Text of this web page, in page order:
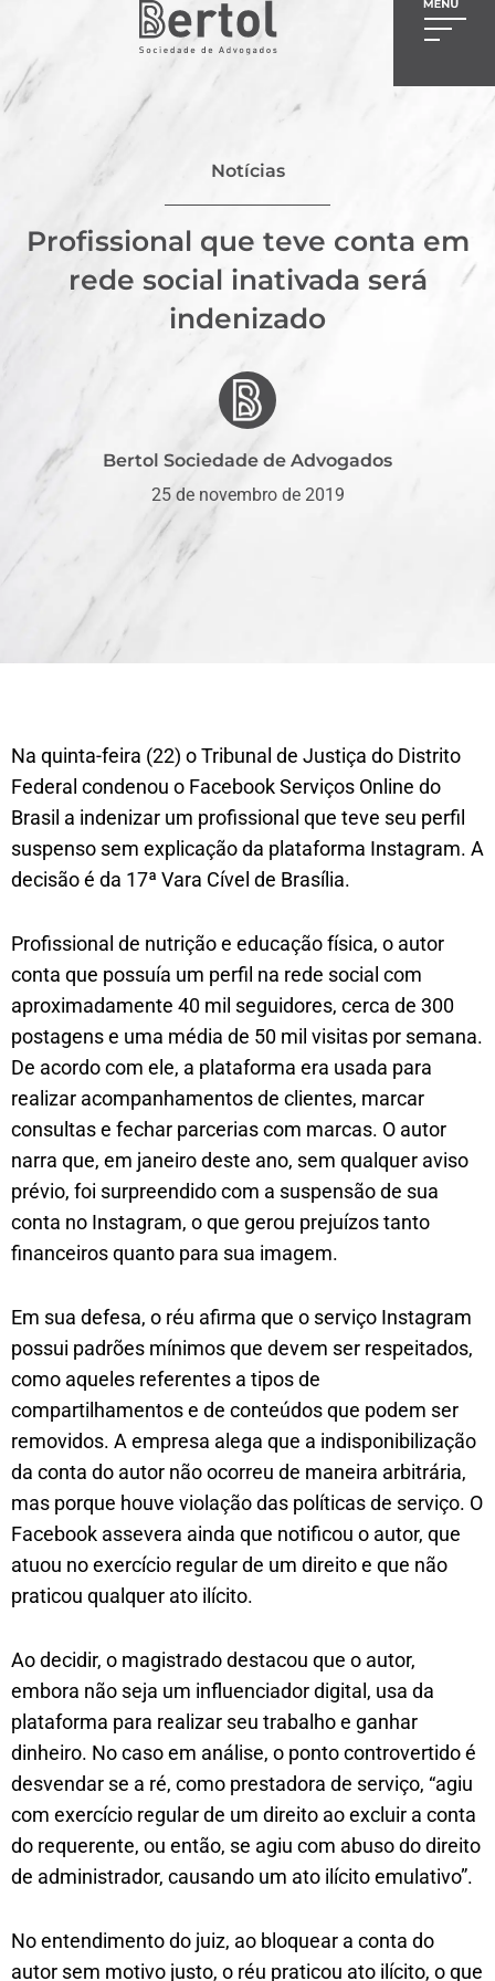
Notícias
Profissional que teve conta em
rede social inativada será
indenizado
Bertol Sociedade de Advogados
25 de novembro de 2019
Na quinta-feira (22) o Tribunal de Justiça do Distrito
Federal condenou o Facebook Serviços Online do
Brasil a indenizar um profissional que teve seu perfil
suspenso sem explicação da plataforma Instagram. A
decisão é da 17ª Vara Cível de Brasília.
Profissional de nutrição e educação física, o autor
conta que possuía um perfil na rede social com
aproximadamente 40 mil seguidores, cerca de 300
postagens e uma média de 50 mil visitas por semana.
De acordo com ele, a plataforma era usada para
realizar acompanhamentos de clientes, marcar
consultas e fechar parcerias com marcas. O autor
narra que, em janeiro deste ano, sem qualquer aviso
prévio, foi surpreendido com a suspensão de sua
conta no Instagram, o que gerou prejuízos tanto
financeiros quanto para sua imagem.
Em sua defesa, o réu afirma que o serviço Instagram
possui padrões mínimos que devem ser respeitados,
como aqueles referentes a tipos de
compartilhamentos e de conteúdos que podem ser
removidos. A empresa alega que a indisponibilização
da conta do autor não ocorreu de maneira arbitrária,
mas porque houve violação das políticas de serviço. O
Facebook assevera ainda que notificou o autor, que
atuou no exercício regular de um direito e que não
praticou qualquer ato ilícito.
Ao decidir, o magistrado destacou que o autor,
embora não seja um influenciador digital, usa da
plataforma para realizar seu trabalho e ganhar
dinheiro. No caso em análise, o ponto controvertido é
desvendar se a ré, como prestadora de serviço, “agiu
com exercício regular de um direito ao excluir a conta
do requerente, ou então, se agiu com abuso do direito
de administrador, causando um ato ilícito emulativo”.
No entendimento do juiz, ao bloquear a conta do
autor sem motivo justo, o réu praticou ato ilícito, o que